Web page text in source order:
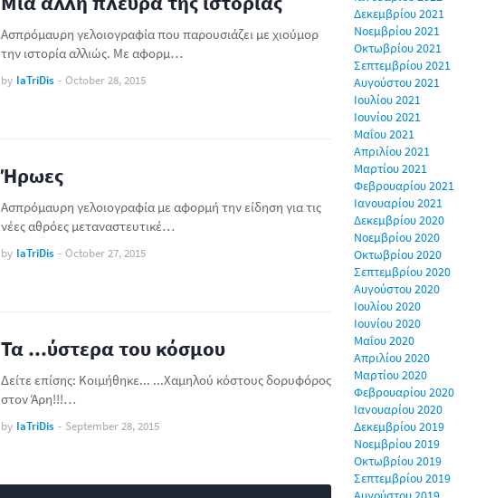
Ασπρόμαυρη γελοιογραφία που παρουσιάζει με χιούμορ
την ιστορία αλλιώς. Με αφορμ…
by IaTriDis - October 28, 2015
Ήρωες
Ασπρόμαυρη γελοιογραφία με αφορμή την είδηση για τις
νέες αθρόες μεταναστευτικέ…
by IaTriDis - October 27, 2015
Τα ...ύστερα του κόσμου
Δείτε επίσης: Κοιμήθηκε... ...Χαμηλού κόστους δορυφόρος
στον Άρη!!!…
by IaTriDis - September 28, 2015
Δεκεμβρίου 2021
Νοεμβρίου 2021
Οκτωβρίου 2021
Σεπτεμβρίου 2021
Αυγούστου 2021
Ιουλίου 2021
Ιουνίου 2021
Μαΐου 2021
Απριλίου 2021
Μαρτίου 2021
Φεβρουαρίου 2021
Ιανουαρίου 2021
Δεκεμβρίου 2020
Νοεμβρίου 2020
Οκτωβρίου 2020
Σεπτεμβρίου 2020
Αυγούστου 2020
Ιουλίου 2020
Ιουνίου 2020
Μαΐου 2020
Απριλίου 2020
Μαρτίου 2020
Φεβρουαρίου 2020
Ιανουαρίου 2020
Δεκεμβρίου 2019
Νοεμβρίου 2019
Οκτωβρίου 2019
Σεπτεμβρίου 2019